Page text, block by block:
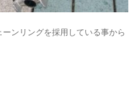
ンリングを採用している事から